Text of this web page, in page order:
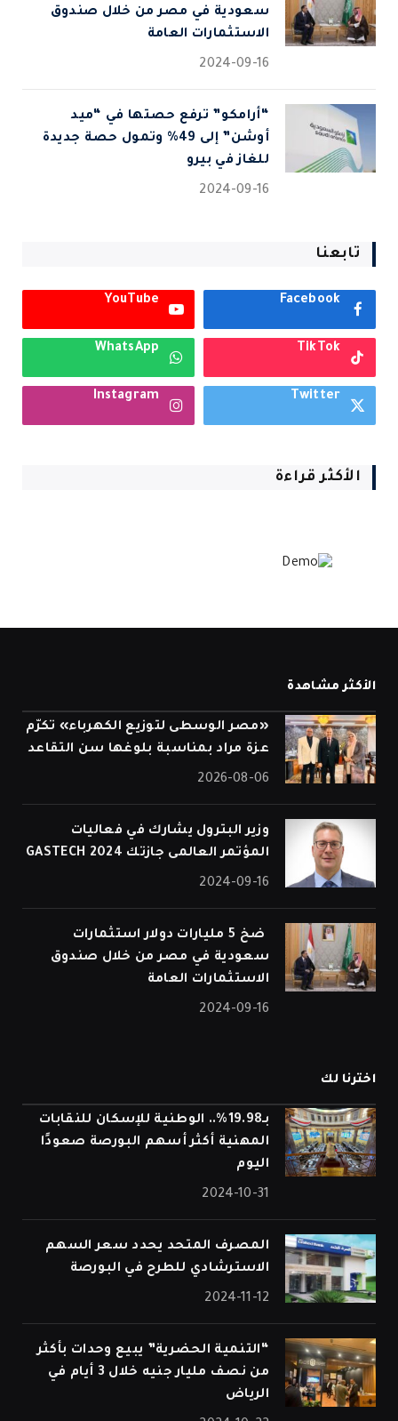
سعودية في مصر من خلال صندوق
الاستثمارات العامة
2024-09-16
“أرامكو” ترفع حصتها في “ميد
أوشن” إلى 49% وتمول حصة جديدة
للغاز في بيرو
2024-09-16
تابعنا
Facebook
YouTube
TikTok
WhatsApp
Twitter
Instagram
الأكثر قراءة
الأكثر مشاهدة
«مصر الوسطى لتوزيع الكهرباء» تكرّم
عزة مراد بمناسبة بلوغها سن التقاعد
2026-08-06
وزير البترول يشارك في فعاليات
المؤتمر العالمى جازتك 2024 GASTECH
2024-09-16
⁠ ضخ 5 مليارات دولار استثمارات
سعودية في مصر من خلال صندوق
الاستثمارات العامة
2024-09-16
اخترنا لك
بـ19.98%.. الوطنية للإسكان للنقابات
المهنية أكثر أسهم البورصة صعودًا
اليوم
2024-10-31
المصرف المتحد يحدد سعر السهم
الاسترشادي للطرح في البورصة
2024-11-12
“التنمية الحضرية” يبيع وحدات بأكثر
من نصف مليار جنيه خلال 3 أيام في
الرياض